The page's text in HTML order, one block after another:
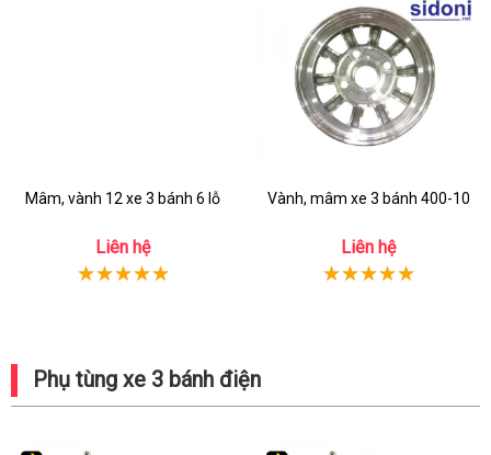
Mâm, vành 12 xe 3 bánh 6 lỗ
Liên hệ
Vành, mâm xe 3 bánh 400-10
Liên hệ
Phụ tùng xe 3 bánh điện